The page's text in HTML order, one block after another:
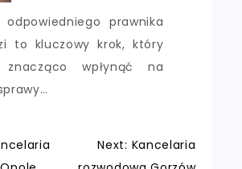
odpowiedniego prawnika
to kluczowy krok, który
znacząco wpłynąć na
Next: Kancelaria